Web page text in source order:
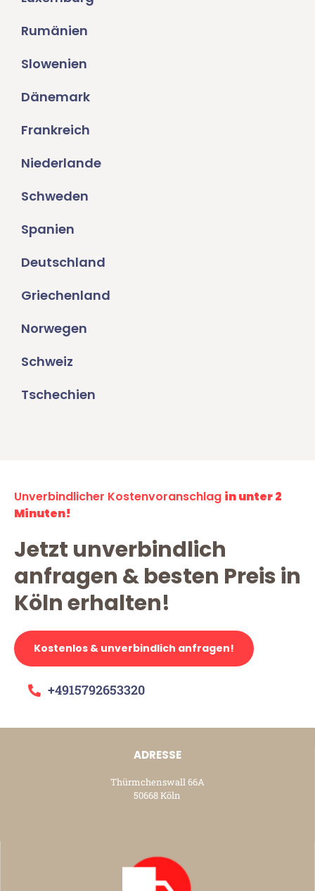
Rumänien
Slowenien
Dänemark
Frankreich
Niederlande
Schweden
Spanien
Deutschland
Griechenland
Norwegen
Schweiz
Tschechien
Unverbindlicher Kostenvoranschlag in unter 2
Minuten!
Jetzt unverbindlich
anfragen & besten Preis in
Köln erhalten!
Kostenlos & unverbindlich anfragen!
+4915792653320
ADRESSE
Thürmchenswall 66A
50668 Köln